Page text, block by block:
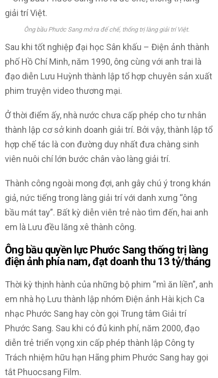
Ông bầu Phước Sang mở ra đế chế, thống trị làng giải trí Việt.
Sau khi tốt nghiệp đại học Sân khấu – Điện ảnh thành
phố Hồ Chí Minh, năm 1990, ông cùng với anh trai là
đạo diễn Lưu Huỳnh thành lập tổ hợp chuyên sản xuất
phim truyện video thương mại.
Ở thời điểm ấy, nhà nước chưa cấp phép cho tư nhân
thành lập cơ sở kinh doanh giải trí. Bởi vậy, thành lập tổ
hợp chế tác là con đường duy nhất đưa chàng sinh
viên nuôi chí lớn bước chân vào làng giải trí.
Thành công ngoài mong đợi, anh gây chú ý trong khán
giả, nức tiếng trong làng giải trí với danh xưng “ông
bầu mát tay”. Bất kỳ diễn viên trẻ nào tìm đến, hai anh
em là Lưu đều lăng xê thành công.
Ông bầu quyền lực Phước Sang thống trị làng
điện ảnh phía nam, đạt doanh thu 13 tỷ/tháng
Thời kỳ thịnh hành của những bộ phim “mì ăn liền”, anh
em nhà họ Lưu thành lập nhóm Điện ảnh Hài kịch Ca
nhạc Phước Sang hay còn gọi Trung tâm Giải trí
Phước Sang. Sau khi có đủ kinh phí, năm 2000, đạo
diễn trẻ triển vọng xin cấp phép thành lập Công ty
Trách nhiệm hữu hạn Hãng phim Phước Sang hay gọi
tắt Phuocsang Film.